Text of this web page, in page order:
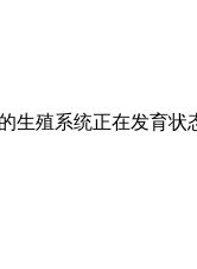
殖系统正在发育